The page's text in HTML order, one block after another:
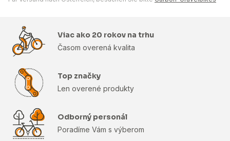
Viac ako 20 rokov na trhu
Časom overená kvalita
Top značky
Len overené produkty
Odborný personál
Poradíme Vám s výberom